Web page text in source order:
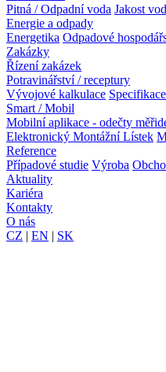
Pitná / Odpadní voda Jakost vod
Energie a odpady
Energetika Odpadové
Zakázky
Řízení zakázek
Potravinářství / receptury
Vývojové kalkulace
Smart / Mobil
Mobilní aplikace - odečty
Elektronický Montážní Lístek
Reference
Případové studie Výroba
Aktuality
Kariéra
Kontakty
O nás
CZ | EN | SK